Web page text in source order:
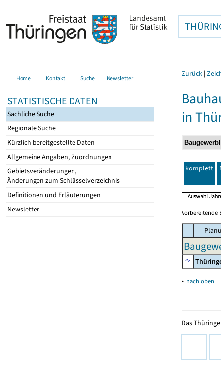
Home Kontakt Suche Newsletter
STATISTISCHE DATEN
Sachliche Suche
Regionale Suche
Kürzlich bereitgestellte Daten
Allgemeine Angaben, Zuordnungen
Gebietsveränderungen,
Änderungen zum Schlüsselverzeichnis
Definitionen und Erläuterungen
Newsletter
Zurück |
in
komplett
Vorbereitende
▴ nach oben
Das